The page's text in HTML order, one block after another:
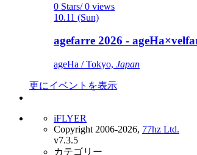
0 Stars/ 0 views
10.11 (Sun)
agefarre 2026 -
ageHa / Tokyo, Japan
更にイベントを表示
iFLYER
Copyright 2006-2026, 77hz Ltd.
v7.3.5
カテゴリー